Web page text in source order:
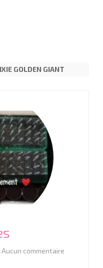
GOLDEN GIANT
Aucun commentaire